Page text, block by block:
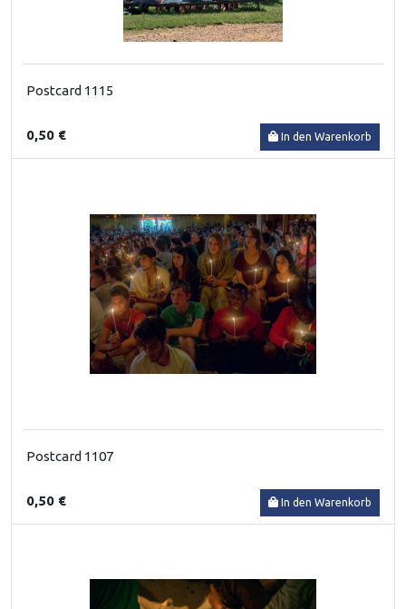
Postcard 1115
0,50 € In den Warenkorb
Postcard 1107
0,50 € In den Warenkorb